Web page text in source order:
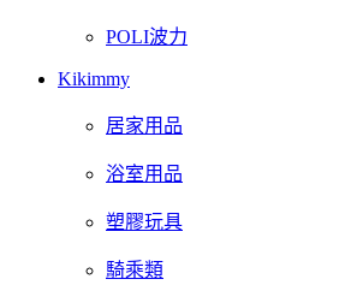
POLI波力
Kikimmy
居家用品
浴室用品
塑膠玩具
騎乘類